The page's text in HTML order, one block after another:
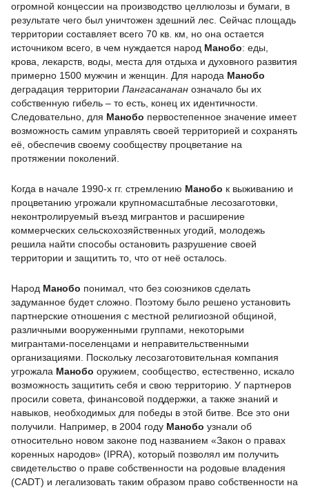
огромной концессии на производство целлюлозы и бумаги, в
результате чего был уничтожен здешний лес. Сейчас площадь
территории составляет всего 70 кв. км, но она остается
источником всего, в чем нуждается народ Манобо: еды,
крова, лекарств, воды, места для отдыха и духовного развития
примерно 1500 мужчин и женщин. Для народа Манобо
деградация территории Пангасананан означало бы их
собственную гибель – то есть, конец их идентичности.
Следовательно, для Манобо первостепенное значение имеет
возможность самим управлять своей территорией и сохранять
её, обеспечив своему сообществу процветание на
протяжении поколений.
Когда в начале 1990-х гг. стремлению Манобо к выживанию и
процветанию угрожали крупномасштабные лесозаготовки,
неконтролируемый въезд мигрантов и расширение
коммерческих сельскохозяйственных угодий, молодежь
решила найти способы остановить разрушение своей
территории и защитить то, что от неё осталось.
Народ Манобо понимал, что без союзников сделать
задуманное будет сложно. Поэтому было решено установить
партнерские отношения с местной религиозной общиной,
различными вооруженными группами, некоторыми
мигрантами-поселенцами и неправительственными
организациями. Поскольку лесозаготовительная компания
угрожала Манобо оружием, сообщество, естественно, искало
возможность защитить себя и свою территорию. У партнеров
просили совета, финансовой поддержки, а также знаний и
навыков, необходимых для победы в этой битве. Все это они
получили. Например, в 2004 году Манобо узнали об
относительно новом законе под названием «Закон о правах
коренных народов» (IPRA), который позволял им получить
свидетельство о праве собственности на родовые владения
(CADT) и легализовать таким образом право собственности на